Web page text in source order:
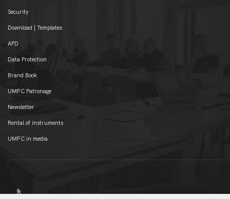
Security
Download | Templates
APD
Data Protection
Brand Book
UMFC Patronage
Newsletter
Rental of instruments
UMFC in media